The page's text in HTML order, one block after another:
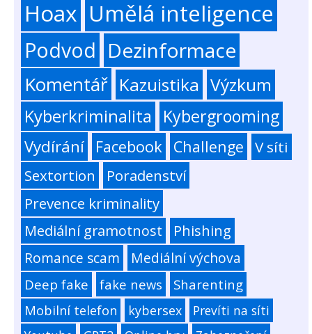
Hoax Umělá inteligence
Podvod Dezinformace
Komentář Kazuistika Výzkum
Kyberkriminalita Kybergrooming
Vydírání Facebook Challenge
V síti
Sextortion
Poradenství
Prevence kriminality
Mediální gramotnost
Phishing
Romance scam
Mediální výchova
Deep fake fake news Sharenting
Mobilní telefon kybersex
Prevíti na síti